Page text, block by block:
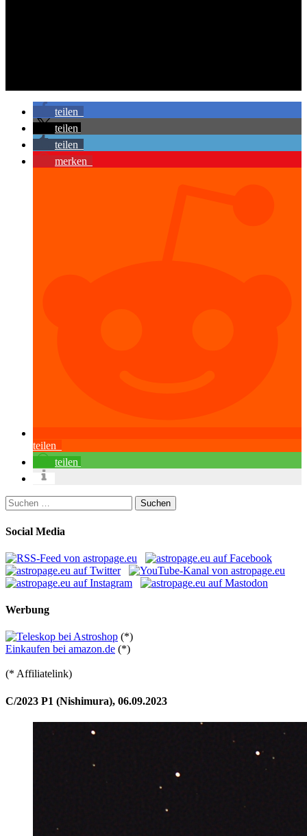
teilen
teilen
teilen
merken
teilen
teilen
Suchen
nach:
Social Media
Werbung
(*)
Einkaufen bei amazon.de (*)
(* Affiliatelink)
C/2023 P1 (Nishimura), 06.09.2023